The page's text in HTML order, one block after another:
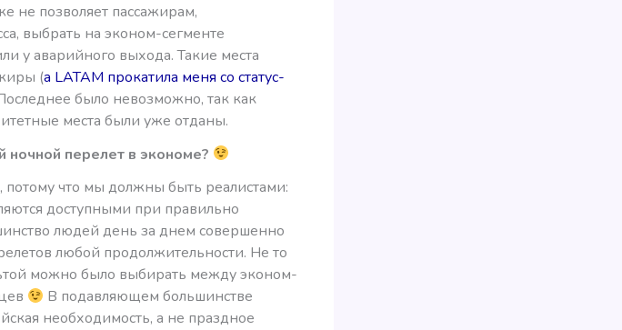
не позволяет пассажирам,
выбрать на эконом-сегменте
у аварийного выхода. Такие места
(а LATAM прокатила меня со статус-
было невозможно, так как
места были уже отданы.
перелет в экономе?
потому что мы должны быть реалистами:
доступными при правильно
людей день за днем совершенно
любой продолжительности. Не то
можно было выбирать между эконом-
В подавляющем большинстве
необходимость, а не праздное